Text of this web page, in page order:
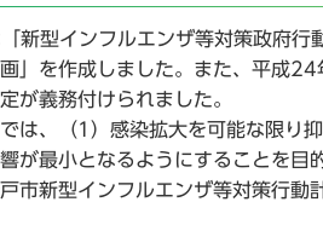
型インフルエンザ等対策政府行
」を作成しました。また、平成
が義務付けられました。
は、（1）感染拡大を可能な限り
が最小となるようにすることを目
市新型インフルエンザ等対策行動